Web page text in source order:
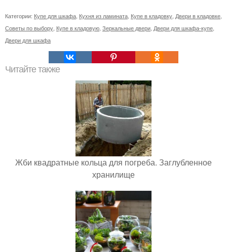
Категории: Купе для шкафа Кухня из ламината Купе в кладовку Двери в кладовке
Советы по выбору Купе в кладовую Зеркальные двери Двери для шкафа-купе
Двери для шкафа
Читайте также
Жби квадратные кольца для погреба. Заглубленное
хранилище